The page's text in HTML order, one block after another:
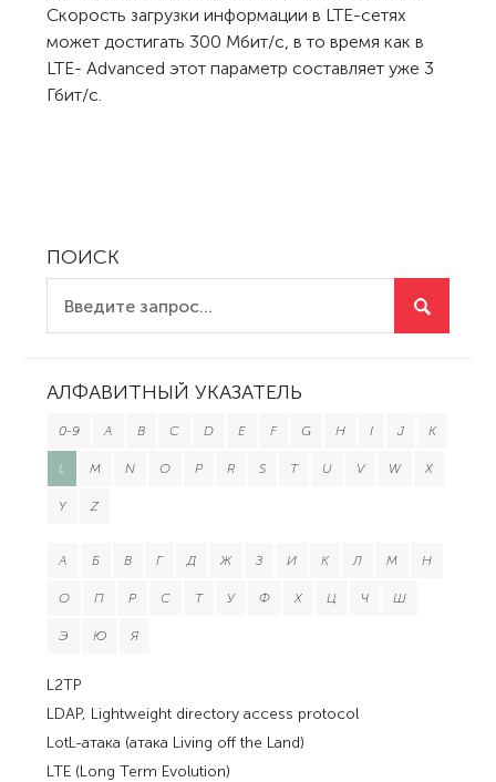
Скорость загрузки информации в LTE-сетях
может достигать 300 Мбит/с, в то время как в
LTE- Advanced этот параметр составляет уже 3
Гбит/с.
ПОИСК
АЛФАВИТНЫЙ УКАЗАТЕЛЬ
0-9 A B C D E F G H I J K
L M N O P R S T U V W X
Y Z
А Б В Г Д Ж З И К Л М Н
О П Р С Т У Ф Х Ц Ч Ш
Э Ю Я
L2TP
LDAP, Lightweight directory access protocol
LotL-атака (атака Living off the Land)
LTE (Long Term Evolution)